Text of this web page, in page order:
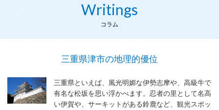
Writings
コラム
三重県津市の地理的優位
三重県といえば、風光明媚な伊勢志摩や、高級牛で
有名な松坂を思い浮かべます。忍者の里として名高
い伊賀や、サーキットがある鈴鹿など、観光スポッ